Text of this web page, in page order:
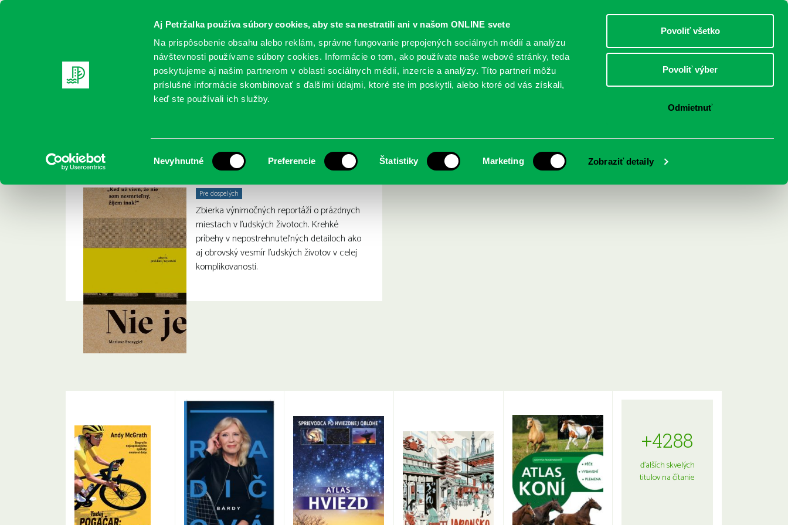
Aj Petržalka používa súbory cookies, aby ste sa nestratili ani v našom ONLINE svete
Na prispôsobenie obsahu alebo reklám, správne fungovanie prepojených sociálnych médií a analýzu
návštevnosti používame súbory cookies. Informácie o tom, ako používate naše webové stránky, teda
poskytujeme aj našim partnerom v oblasti sociálnych médií, inzercie a analýzy. Títo partneri môžu
príslušné informácie skombinovať s ďalšími údajmi, ktoré ste im poskytli, alebo ktoré od vás získali,
keď ste používali ich služby.
súhlasu
Nevyhnutné Preferencie Štatistiky Marketing Zobraziť detaily
Povoliť všetko
Povoliť výber
Odmietnuť
DOSPELÍ
REGISTRUJTE SA ONLINE KATALÓGY SLUŽBY PODUJATIA POBOČKY O KNIŽNICI
Szczygieł, Mariusz: Nie je
Pre dospelých
Zbierka výnimočných reportáží o prázdnych
miestach v ľudských životoch. Krehké
príbehy v nepostrehnuteľných detailoch ako
aj obrovský vesmír ľudských životov v celej
komplikovanosti.
+4288
ďalších skvelých
titulov na čítanie